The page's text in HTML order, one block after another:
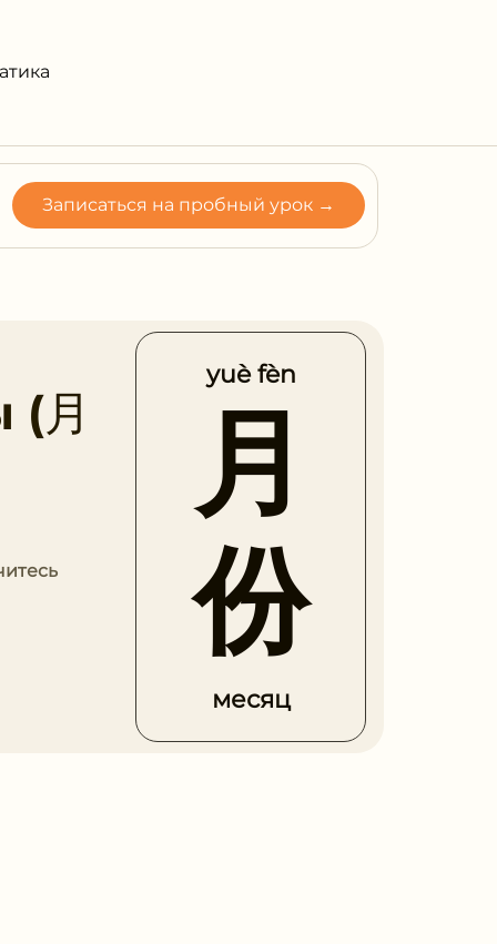
Записаться на пробный урок →
月
yuè fèn
月
份
месяц